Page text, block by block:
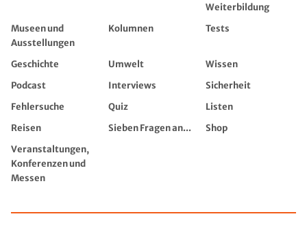
Weiterbildung
Museen und
Ausstellungen
Kolumnen Tests
Geschichte Umwelt
Wissen
Podcast
Interviews
Sicherheit
Fehlersuche
Quiz
Listen
Reisen
Sieben Fragen an...
Shop
Veranstaltungen,
Konferenzen und
Messen